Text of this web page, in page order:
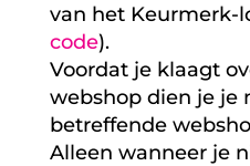
van het Keurmerk-
code).
Voordat je klaagt
webshop dien je je
betreffende
Alleen wanneer je